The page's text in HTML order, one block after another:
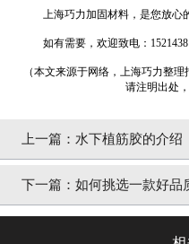
上海巧力加固材料，是您放心
如有需要，欢迎致电：
（本文来源于网络，上海巧力整
请注明出处
上一篇： 水下植筋胶的介绍
下一篇： 如何挑选一款好品